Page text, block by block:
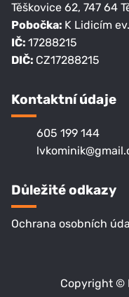
Těškovice 62, 747 64
Pobočka: K Lidicím
IČ: 17288215
DIČ: CZ17288215
Kontaktní údaje
605 199 144
Důležité odkazy
Ochrana osobních
Copyright ©